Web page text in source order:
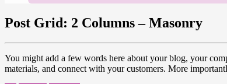
Post Grid: 2 Columns – Masonry
You might add a few words here about your blog, your
materials, and connect with your customers. More